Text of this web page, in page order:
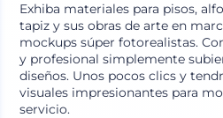
Exhiba materiales para pisos,
tapiz y sus obras de arte en
mockups súper fotorealistas.
y profesional simplemente
diseños. Unos pocos clics y
visuales impresionantes para
servicio.